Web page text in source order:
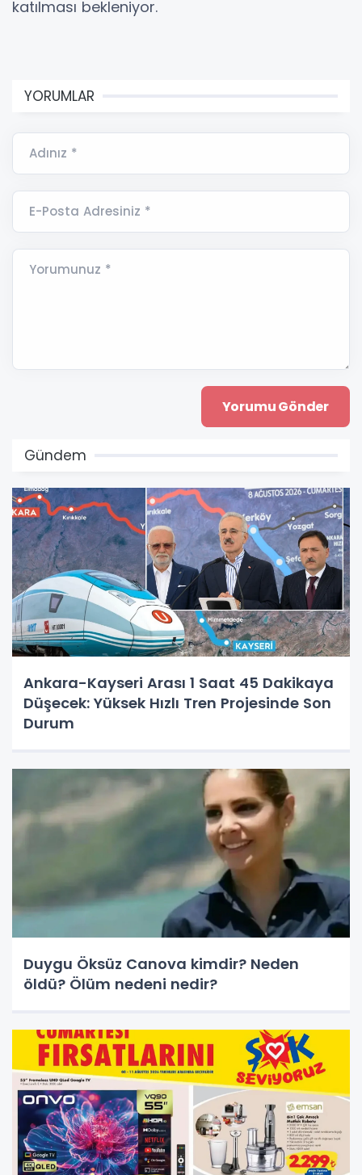
katılması bekleniyor.
YORUMLAR
Adınız *
E-Posta Adresiniz *
Yorumunuz *
Gündem
Ankara-Kayseri Arası 1 Saat 45 Dakikaya
Düşecek: Yüksek Hızlı Tren Projesinde Son
Durum
Duygu Öksüz Canova kimdir? Neden
öldü? Ölüm nedeni nedir?